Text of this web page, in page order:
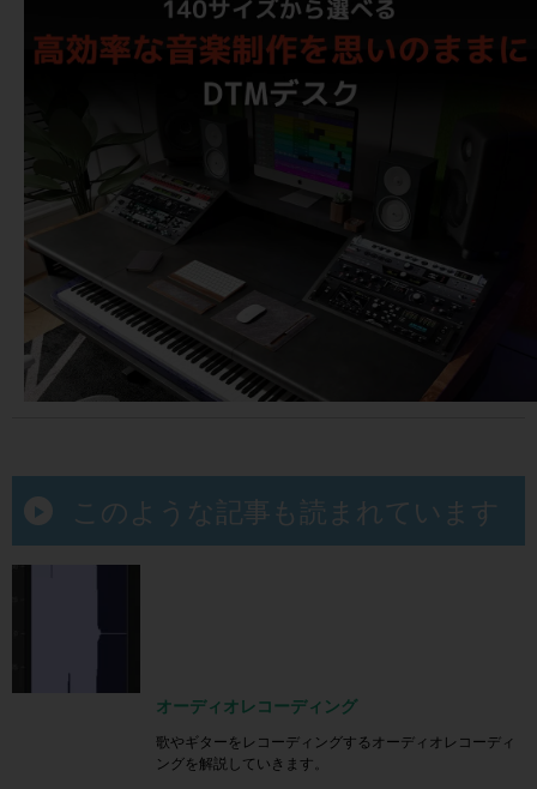
このような記事も読まれています
オーディオレコーディング
歌やギターをレコーディングするオーディオレコーディ
ングを解説していきます。